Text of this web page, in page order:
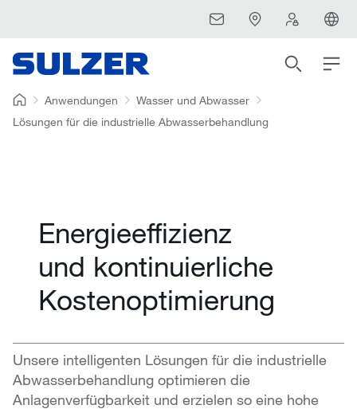
Anwendungen
Wasser und Abwasser
Lösungen für die industrielle Abwasserbehandlung
Energieeffizienz
und kontinuierliche
Kostenoptimierung
Unsere intelligenten Lösungen für die industrielle
Abwasserbehandlung optimieren die
Anlagenverfügbarkeit und erzielen so eine hohe